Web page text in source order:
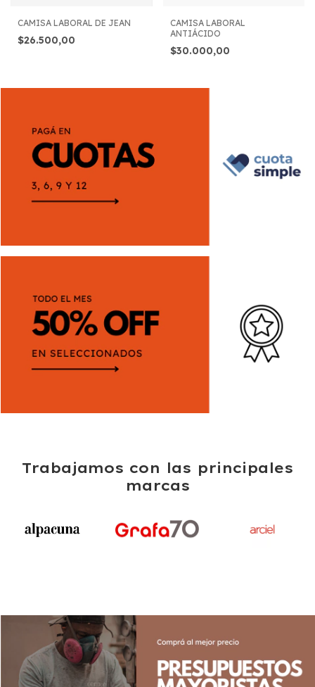
CAMISA LABORAL DE JEAN
$26.500,00
CAMISA LABORAL
ANTIÁCIDO
$30.000,00
Trabajamos con las principales
marcas